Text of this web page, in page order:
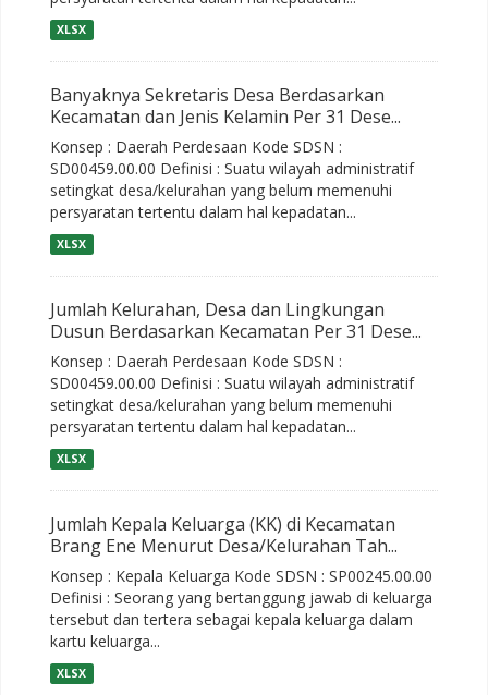
XLSX
Banyaknya Sekretaris Desa Berdasarkan
Kecamatan dan Jenis Kelamin Per 31 Dese...
Konsep : Daerah Perdesaan Kode SDSN :
SD00459.00.00 Definisi : Suatu wilayah administratif
setingkat desa/kelurahan yang belum memenuhi
persyaratan tertentu dalam hal kepadatan...
XLSX
Jumlah Kelurahan, Desa dan Lingkungan
Dusun Berdasarkan Kecamatan Per 31 Dese...
Konsep : Daerah Perdesaan Kode SDSN :
SD00459.00.00 Definisi : Suatu wilayah administratif
setingkat desa/kelurahan yang belum memenuhi
persyaratan tertentu dalam hal kepadatan...
XLSX
Jumlah Kepala Keluarga (KK) di Kecamatan
Brang Ene Menurut Desa/Kelurahan Tah...
Konsep : Kepala Keluarga Kode SDSN : SP00245.00.00
Definisi : Seorang yang bertanggung jawab di keluarga
tersebut dan tertera sebagai kepala keluarga dalam
kartu keluarga...
XLSX